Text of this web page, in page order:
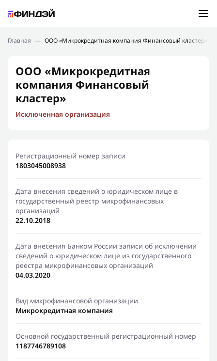
Подбор займа
Новости
Финансовое просвещение
Главная — ООО «Микрокредитная компания Финансовый кластер»
ООО «Микрокредитная
компания Финансовый
кластер»
Исключенная организация
Регистрационный номер записи
1803045008938
Дата внесения сведений о юридическом лице в
государственный реестр микрофинансовых
организаций
22.10.2018
Дата внесения Банком России записи об исключении
сведений о юридическом лице из государственного
реестра микрофинансовых организаций
04.03.2020
Вид микрофинансовой организации
Микрокредитная компания
Основной государственный регистрационный номер
1187746789108
Ошибка:Контактная форма не найдена.
Спасибо, что написали нам
Мы свяжемся с Вами в ближайшее время и сообщим
результат
Отправить новый запрос